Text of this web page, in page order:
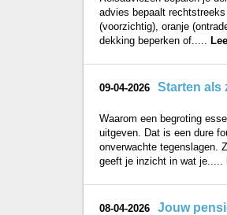
advies bepaalt
(voorzichtig), oranje
dekking beperken of.....
09-04-2026 Starten als
Waarom een begroting
uitgeven. Dat is een dure
onverwachte tegenslagen.
geeft je inzicht in wat je.....
08-04-2026 Jouw